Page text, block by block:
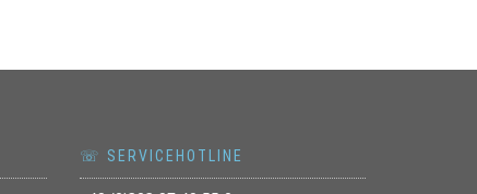
☏ SERVICEHOTLINE